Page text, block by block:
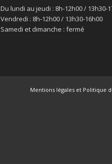
Du lundi au jeudi : 8h-12h00/ 13h30-
Vendredi : 8h-12h00/ 13h30-16h00
Samedi et dimanche : fermé
Mentions légales et Politique